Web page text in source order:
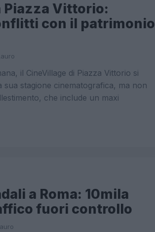
Piazza Vittorio:
con il patrimonio
il CineVillage di Piazza Vittorio si
sua stagione cinematografica, ma non
che include un maxi
a Roma: 10mila
fuori controllo